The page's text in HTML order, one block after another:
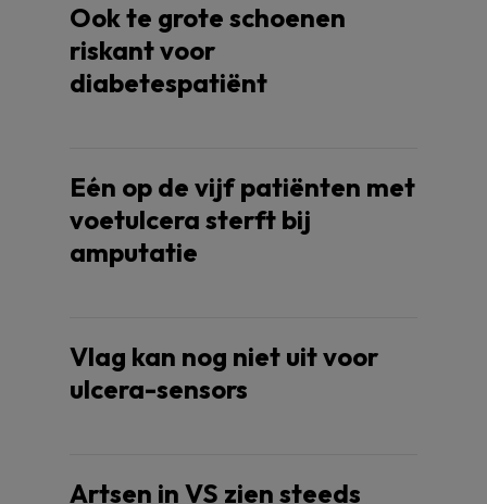
Ook te grote schoenen
riskant voor
diabetespatiënt
Eén op de vijf patiënten met
voetulcera sterft bij
amputatie
Vlag kan nog niet uit voor
ulcera-sensors
Artsen in VS zien steeds